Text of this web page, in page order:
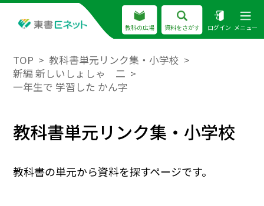
教科の広場 資料をさがす ログイン メニュー
TOP
教科書単元リンク集・小学校
新編 新しいしょしゃ 二
一年生で 学習した かん字
教科書単元リンク集・小学校
教科書の単元から資料を探すページです。